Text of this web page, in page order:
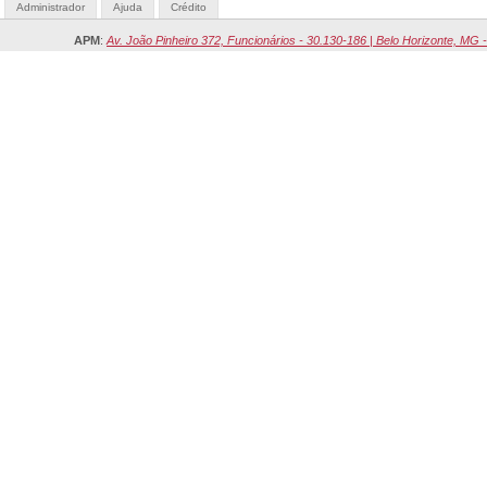
Administrador Ajuda Crédito
APM: Av. João Pinheiro 372, Funcionários - 30.130-186 | Belo Horizonte, MG